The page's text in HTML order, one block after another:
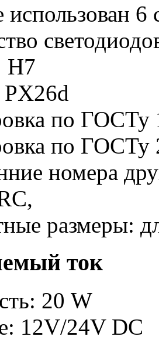
6
H7
по ГОСТу
по ГОСТу
номера
размеры:
ток
20 W
12V/24V DC